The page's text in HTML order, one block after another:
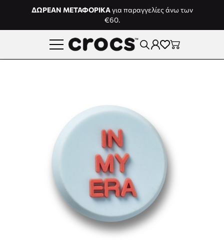
Μετάβαση στο περιεχόμενο
ΔΩΡΕΑΝ ΜΕΤΑΦΟΡΙΚΑγια παραγγελίες άνω των
€60.